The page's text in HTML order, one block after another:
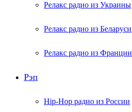
Релакс радио из Украины
Релакс радио из Беларуси
Релакс радио из Франции
Рэп
Hip-Hop радио из России